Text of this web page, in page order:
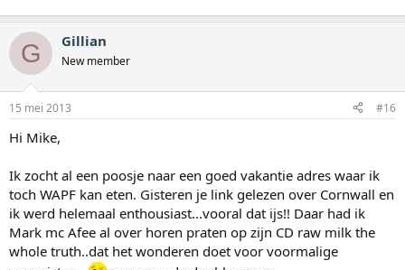
G Gillian
New member
15 mei 2013 #16
Hi Mike,
Ik zocht al een poosje naar een goed vakantie adres waar ik
toch WAPF kan eten. Gisteren je link gelezen over Cornwall en
ik werd helemaal enthousiast...vooral dat ijs!! Daar had ik
Mark mc Afee al over horen praten op zijn CD raw milk the
whole truth..dat het wonderen doet voor voormalige